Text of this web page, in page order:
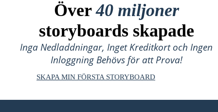
Över40 miljoner
storyboards skapade
Inga Nedladdningar, Inget Kreditkort och Ingen
Inloggning Behövs för att Prova!
SKAPA MIN FÖRSTA STORYBOARD